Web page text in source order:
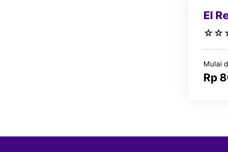
El
☆ ☆
Mulai
Rp